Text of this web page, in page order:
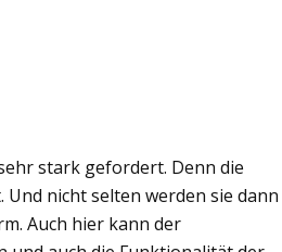
stark gefordert. Denn die
nicht selten werden sie dann
Auch hier kann der